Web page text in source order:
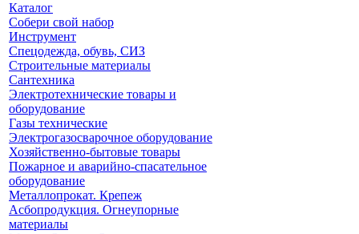
Каталог
Собери свой набор
Инструмент
Спецодежда, обувь, СИЗ
Строительные материалы
Сантехника
Электротехнические товары и
оборудование
Газы технические
Электрогазосварочное оборудование
Хозяйственно-бытовые товары
Пожарное и аварийно-спасательное
оборудование
Металлопрокат. Крепеж
Асбопродукция. Огнеупорные
материалы